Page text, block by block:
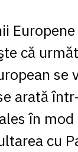
că
se
arată
în
cu